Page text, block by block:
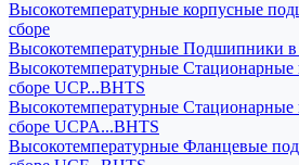
Высокотемпературные корпусные
сборе
Высокотемпературные Подшипники
Высокотемпературные
сборе UCP...BHTS
Высокотемпературные
сборе UCPA...BHTS
Высокотемпературные Фланцевые